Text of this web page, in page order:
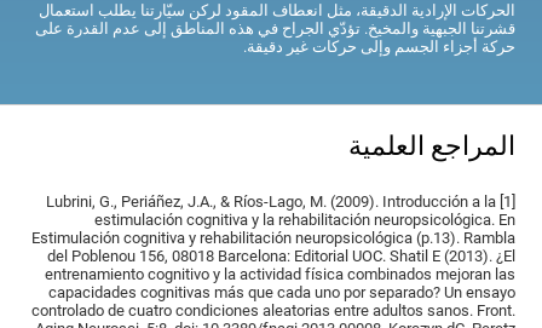
الحركات الإرادية الدقيقة، مثل انعطاف المقود لركن سيّارتنا يطلب استعمال
قشرتنا الجبهية والمخيخ. تؤدّي الجراح في هذه المناطق إلى عدم القدرة على
حركة أجزاء الجسم وإلى حركات غير دقيقة.
المراجع العلمية
[1] Lubrini, G., Periáñez, J.A., & Ríos-Lago, M. (2009). Introducción a la
estimulación cognitiva y la rehabilitación neuropsicológica. En
Estimulación cognitiva y rehabilitación neuropsicológica (p.13). Rambla
del Poblenou 156, 08018 Barcelona: Editorial UOC. Shatil E (2013). ¿El
entrenamiento cognitivo y la actividad física combinados mejoran las
capacidades cognitivas más que cada uno por separado? Un ensayo
controlado de cuatro condiciones aleatorias entre adultos sanos. Front.